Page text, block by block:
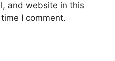
and website in this
I comment.